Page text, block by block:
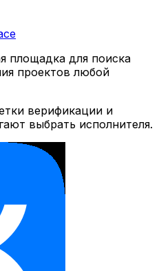
площадка для поиска
проектов любой
верификации и
выбрать исполнителя.